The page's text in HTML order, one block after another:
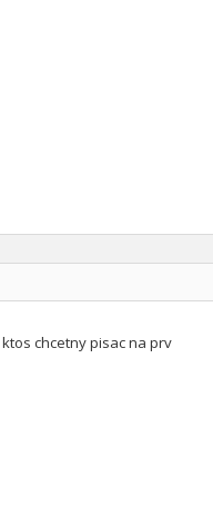
chcetny pisac na prv